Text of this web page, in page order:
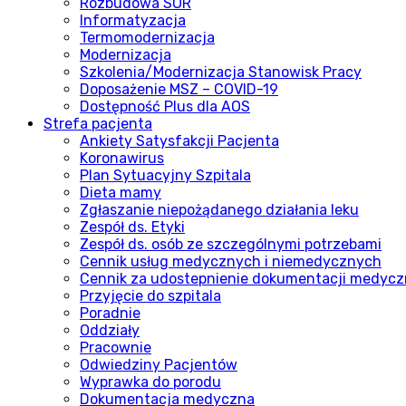
Informatyzacja
Termomodernizacja
Modernizacja
Szkolenia/Modernizacja Stanowisk Pracy
Doposażenie MSZ – COVID-19
Dostępność Plus dla AOS
Strefa pacjenta
Ankiety Satysfakcji Pacjenta
Koronawirus
Plan Sytuacyjny Szpitala
Dieta mamy
Zgłaszanie niepożądanego działania leku
Zespół ds. Etyki
Zespół ds. osób ze szczególnymi potrzebami
Cennik usług medycznych i niemedycznych
Cennik za udostepnienie dokumentacji
Przyjęcie do szpitala
Poradnie
Oddziały
Pracownie
Odwiedziny Pacjentów
Wyprawka do porodu
Dokumentacja medyczna